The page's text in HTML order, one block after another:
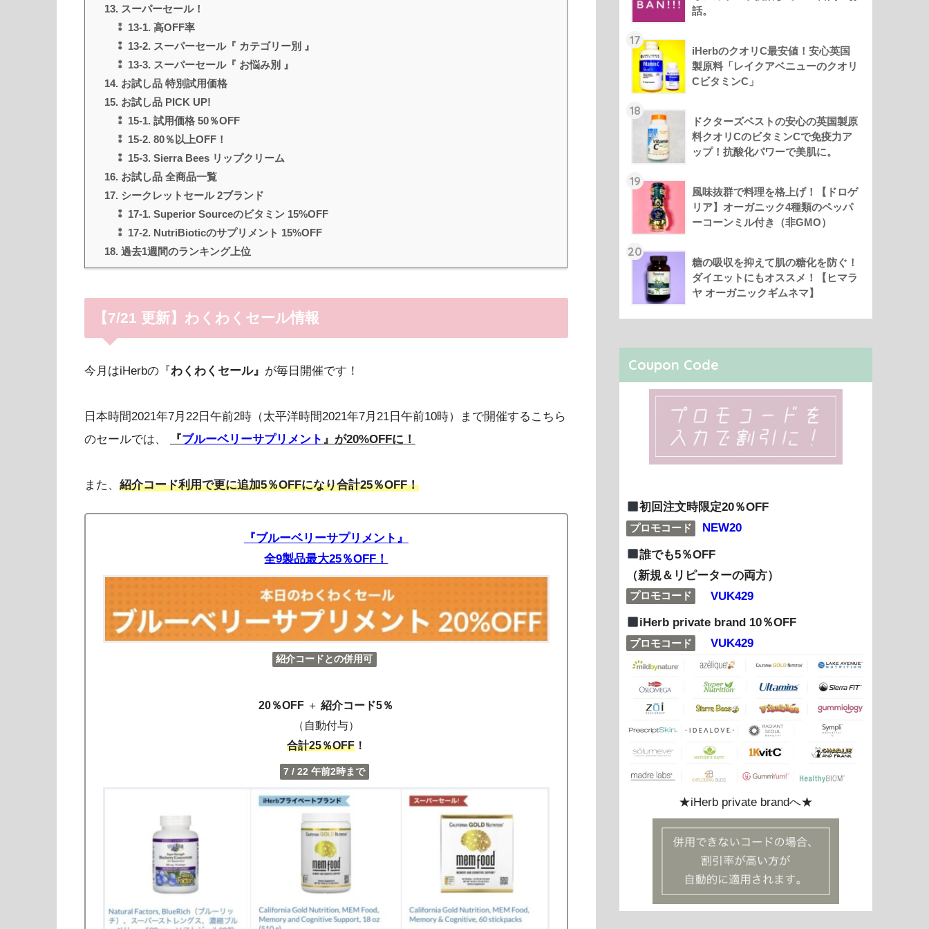
13. スーパーセール！
⁑ 13-1. 高OFF率
⁑ 13-2. スーパーセール『 カテゴリー別 』
⁑ 13-3. スーパーセール『 お悩み別 』
14. お試し品 特別試用価格
15. お試し品 PICK UP!
⁑ 15-1. 試用価格 50％OFF
⁑ 15-2. 80％以上OFF！
⁑ 15-3. Sierra Bees リップクリーム
16. お試し品 全商品一覧
17. シークレットセール 2ブランド
⁑ 17-1. Superior Sourceのビタミン 15%OFF
⁑ 17-2. NutriBioticのサプリメント 15%OFF
18. 過去1週間のランキング上位
【7/21 更新】わくわくセール情報
今月はiHerbの『わくわくセール』 が毎日開催です！
日本時間2021年7月22日午前2時（太平洋時間2021年7月21日午前10時）まで開催するこちら
のセールでは、
『ブルーベリーサプリメント 』が20%OFFに！
また、 紹介コード利用で更に追加5％OFFになり合計25％OFF！
『ブルーベリーサプリメント』
全9製品最大25％OFF！
紹介コードとの併用可
20％OFF ＋紹介コード5％
（自動付与）
合計25％OFF！
7 / 22 午前2時まで
話。
17
iHerbのクオリC最安値！安心英国
製原料「レイクアベニューのクオリ
CビタミンC」
18
ドクターズベストの安心の英国製原
料クオリCのビタミンCで免疫力ア
ップ！抗酸化パワーで美肌に。
19
風味抜群で料理を格上げ！【ドロゲ
リア】オーガニック4種類のペッパ
ーコーンミル付き（非GMO）
20
糖の吸収を抑えて肌の糖化を防ぐ！
ダイエットにもオススメ！【ヒマラ
ヤ オーガニックギムネマ】
Coupon Code
初回注文時限定20％OFF
プロモコード NEW20
誰でも5％OFF
（新規＆リピーターの両方）
プロモコード VUK429
iHerb private brand 10％OFF
プロモコード VUK429
★iHerb private brandへ★